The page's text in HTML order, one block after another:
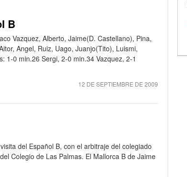
B
Vazquez, Alberto, Jaime(D. Castellano), Pina,
Angel, Ruiz, Uago, Juanjo(Tito), Luismi,
1-0 min.26 Sergi, 2-0 min.34 Vazquez, 2-1
12 DE SEPTIEMBRE DE 2009
del Español B, con el arbitraje del colegiado
Colegio de Las Palmas. El Mallorca B de Jaime